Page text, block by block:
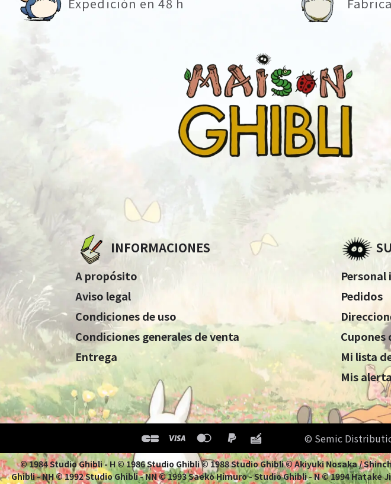
INFORMACIONES
A propósito
Aviso legal
Condiciones de uso
Condiciones generales de venta
Entrega
Personal
Pedidos
Cupones
Mi lista
Mis
© Semic
© 1984 Studio Ghibli - H © 1986 Studio Ghibli © 1988 Studio Ghibli © Akiyuki Nosaka /
Ghibli - NH © 1992 Studio Ghibli - NN © 1993 Saeko Himuro - Studio Ghibli - N © 1994